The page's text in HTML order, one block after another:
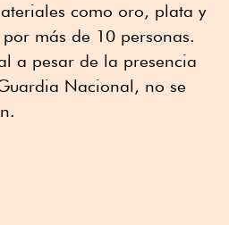
como oro, plata y
más de 10 personas.
a pesar de la presencia
Nacional, no se